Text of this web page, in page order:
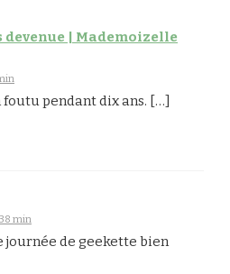
devenue | Mademoizelle
foutu pendant dix ans. […]
min
journée de geekette bien